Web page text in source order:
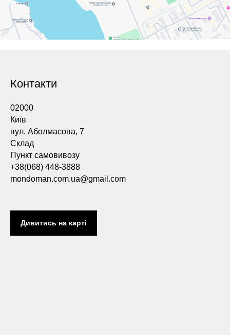
Контакти
02000
Київ
вул. Аболмасова, 7
Склад
Пункт самовивозу
+38(068) 448-3888
mondoman.com.ua@gmail.com
Дивитись на карті